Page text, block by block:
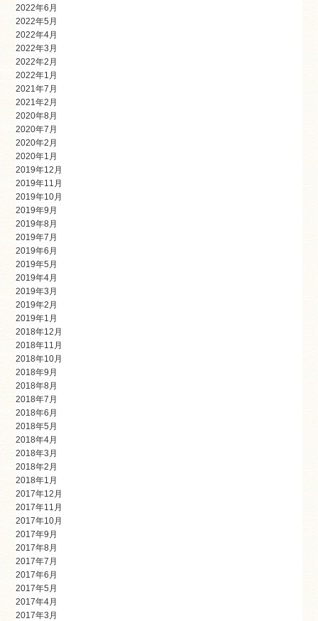
2022年6月
2022年5月
2022年4月
2022年3月
2022年2月
2022年1月
2021年7月
2021年2月
2020年8月
2020年7月
2020年2月
2020年1月
2019年12月
2019年11月
2019年10月
2019年9月
2019年8月
2019年7月
2019年6月
2019年5月
2019年4月
2019年3月
2019年2月
2019年1月
2018年12月
2018年11月
2018年10月
2018年9月
2018年8月
2018年7月
2018年6月
2018年5月
2018年4月
2018年3月
2018年2月
2018年1月
2017年12月
2017年11月
2017年10月
2017年9月
2017年8月
2017年7月
2017年6月
2017年5月
2017年4月
2017年3月